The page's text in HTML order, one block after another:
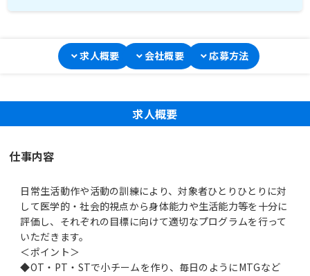
求人概要 会社概要 応募方法
求人概要
仕事内容
日常生活動作や活動の訓練により、対象者ひとりひとりに対
して医学的・社会的視点から身体能力や生活能力等を十分に
評価し、それぞれの目標に向けて適切なプログラムを行って
いただきます。
＜ポイント＞
◆OT・PT・STで小チームを作り、毎日のようにMTGなど